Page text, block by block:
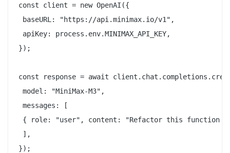
const client = new OpenAI({
baseURL: "https://api.minimax.io/v1",
apiKey: process.env.MINIMAX_API_KEY,
});
const response = await
model: "MiniMax-M3",
messages: [
{ role: "user", content: "Refactor this function
],
});